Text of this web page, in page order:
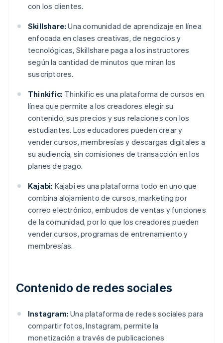
con los clientes.
Skillshare: Una comunidad de aprendizaje en línea
enfocada en clases creativas, de negocios y
tecnológicas, Skillshare paga a los instructores
según la cantidad de minutos que miran los
suscriptores.
Thinkific: Thinkific es una plataforma de cursos en
línea que permite a los creadores elegir su
contenido, sus precios y sus relaciones con los
estudiantes. Los educadores pueden crear y
vender cursos, membresías y descargas digitales a
su audiencia, sin comisiones de transacción en los
planes de pago.
Kajabi: Kajabi es una plataforma todo en uno que
combina alojamiento de cursos, marketing por
correo electrónico, embudos de ventas y funciones
de la comunidad, por lo que los creadores pueden
vender cursos, programas de entrenamiento y
membresías.
Contenido de redes sociales
Instagram: Una plataforma de redes sociales para
compartir fotos, Instagram, permite la
monetización a través de publicaciones